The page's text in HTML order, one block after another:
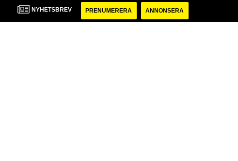
NYHETSBREV PRENUMERERA ANNONSERA